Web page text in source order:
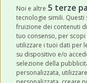
Noi e altre 5 terze
tecnologie simili.
fruizione dei contenuti
tuo consenso, per
utilizzare i tuoi dati per
su dispositivo e/o
selezione della
personalizzata,
Acconsento a
Robinson Pet